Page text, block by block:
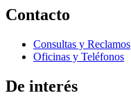
Contacto
Consultas y Reclamos
Oficinas y Teléfonos
De interés